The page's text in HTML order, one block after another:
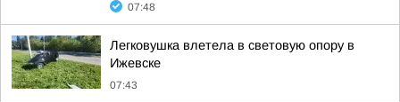
07:48
Легковушка влетела в световую опору в
Ижевске
07:43